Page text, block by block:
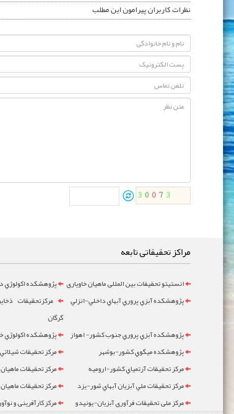
نظرات کاربران پیرامون این مطلب
مراکز تحقیقاتی تابعه
انستیتو تحقیقات بین المللی ماهیان خاویاری
پژوهشکده اکولوژي
پژوهشکده آبزي پروري آبهاي داخلي-انزلي
مرکزتحقيقات
گرگان
پژوهشکده آبزي پروري جنوب کشور- اهواز
پژوهشکده اکولوژي
پژوهشکده ميگوي کشور-بوشهر
مرکز تحقيقات
مرکز تحقيقات آرتمياي کشور-ارومیه
مرکز تحقيقات
مرکز تحقيقات ملي آبزيان آبهاي شور-یزد
مرکز تحقيقات
مرکز ملی تحقیقات فرآوری آبزیان-یونیدو
مرکز کارآفرینی و